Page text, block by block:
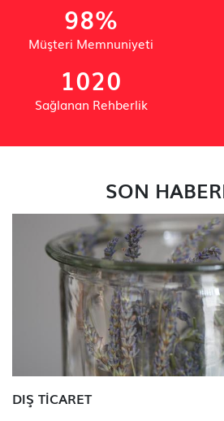
98%
Müşteri Memnuniyeti
1020
Sağlanan Rehberlik
SON
DIŞ TİCARET